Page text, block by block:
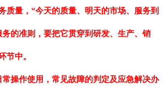
质量， “今天的质量、明天的市场、服务到
务的准则，要把它贯穿到研发、生产、销
节中。
操作使用，常见故障的判定及应急解决办